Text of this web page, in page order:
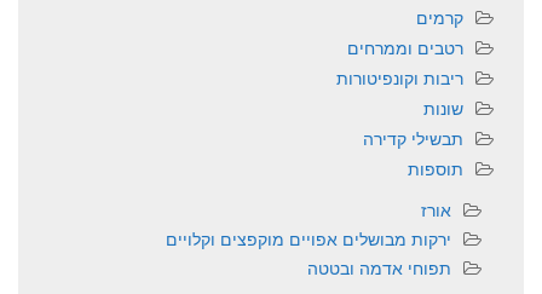
קרמים
רטבים וממרחים
ריבות וקונפיטורות
שונות
תבשילי קדירה
תוספות
אורז
ירקות מבושלים אפויים מוקפצים וקלויים
תפוחי אדמה ובטטה